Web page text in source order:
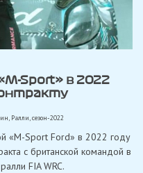
Sport» в 2022
Ралли сезон-2022
«M-Sport Ford» в 2022 году
с британской командой в
FIA WRC.